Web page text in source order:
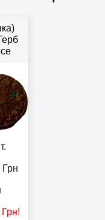
Грн
!